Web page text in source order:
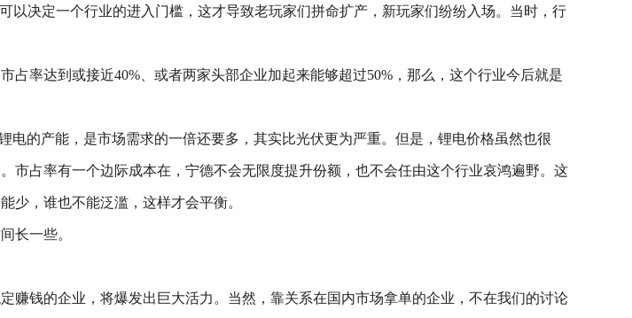
决定一个行业的进入门槛，这才导致老玩家们拼命扩产，新玩家们纷纷入场。当时，行
率达到或接近40%、或者两家头部企业加起来能够超过50%，那么，这个行业今后就是
的产能，是市场需求的一倍还要多，其实比光伏更为严重。但是，锂电价格虽然也很
市占率有一个边际成本在，宁德不会无限度提升份额，也不会任由这个行业哀鸿遍野。这
少，谁也不能泛滥，这样才会平衡。
长一些。
赚钱的企业，将爆发出巨大活力。当然，靠关系在国内市场拿单的企业，不在我们的讨论